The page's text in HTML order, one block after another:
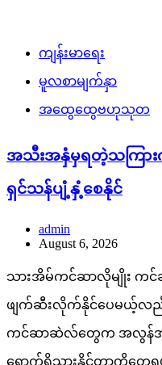
ကျန်းမာရေး
မူလစာမျက်နှာ
အထွေထွေဗဟုသုတ
အသီးအနှံမှရတဲ့သကြာ
ရှင်သန်ပျံ့နှံ့စေနိုင်
admin
August 6, 2026
သားအိမ်ကင်ဆာလိုမျိုး
ဖျက်ဆီးလိုက်နိုင်ပေမယ့်လည်
ကင်ဆာဆဲလ်တွေက အလွန်အန္
ရောက်ရှိသွားနိုင်တာကိုတွေ့